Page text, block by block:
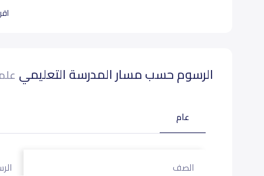
الرسوم حسب مسار المدرسة التعليمي
عام
الصف